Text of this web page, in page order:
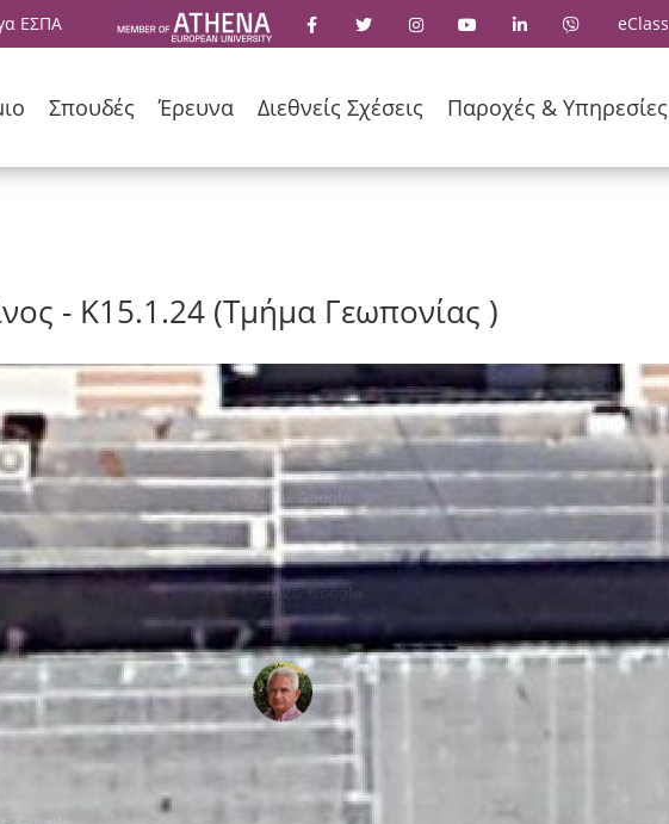
ΕΣΠΑ eClass
Σπουδές Έρευνα Διεθνείς Σχέσεις Παροχές & Υπηρεσίες
- Κ15.1.24 (Τμήμα Γεωπονίας )